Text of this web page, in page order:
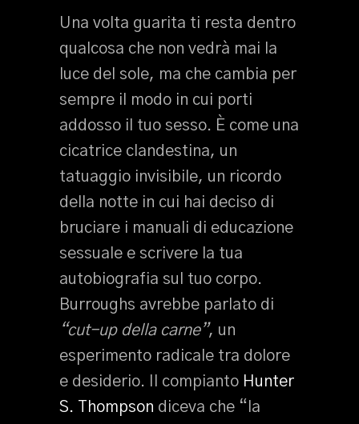
Una volta guarita ti resta dentro
qualcosa che non vedrà mai la
luce del sole, ma che cambia per
sempre il modo in cui porti
addosso il tuo sesso. È come una
cicatrice clandestina, un
tatuaggio invisibile, un ricordo
della notte in cui hai deciso di
bruciare i manuali di educazione
sessuale e scrivere la tua
autobiografia sul tuo corpo.
Burroughs avrebbe parlato di
“cut-up della carne”, un
esperimento radicale tra dolore
e desiderio. Il compianto Hunter
S. Thompson diceva che “la